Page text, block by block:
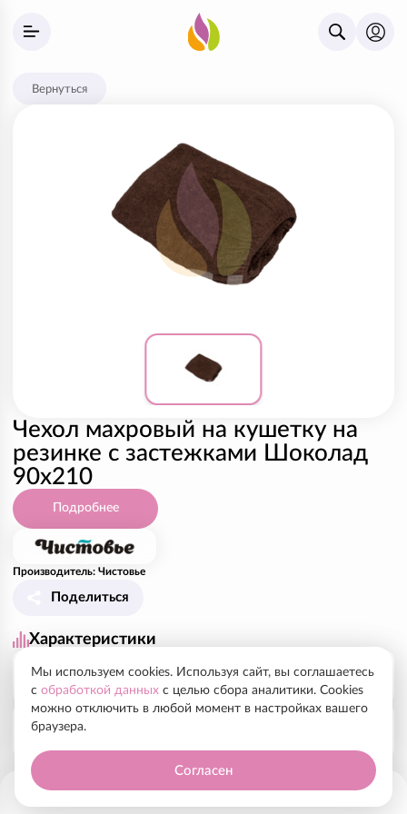
Вернуться
Чехол махровый на кушетку на
резинке с застежками Шоколад
90х210
Подробнее
Производитель: Чистовье
Поделиться
Характеристики
Рекомендованный курс, показания
Чехол надежно фиксируется благодаря прочной
резинке и дополнительным застежкам (3 точки
фиксации). Плотные (360 - 400 г/м2) и мягкие
хлопковые махровые чехлы обеспечивают
приятные тактильные ощущения и
Состав
Махра
Мы используем cookies. Используя сайт, вы соглашаетесь
с обработкой данных с целью сбора аналитики. Cookies
можно отключить в любой момент в настройках вашего
браузера.
Согласен